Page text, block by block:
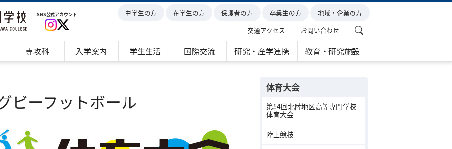
SNS公式アカウント
専攻科 入学案内 学生生活 国際交流 研究・産学連携 教育・研究施設
中学生の方 在学生の方 保護者の方 卒業生の方
地域・企業の方
交通アクセス
お問い合わせ
ビーフットボール
体育大会
第54回北陸地区高等専門学校
体育大会
陸上競技